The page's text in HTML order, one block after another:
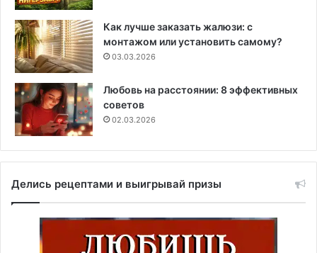
Как лучше заказать жалюзи: с
монтажом или установить самому?
03.03.2026
Любовь на расстоянии: 8 эффективных
советов
02.03.2026
Делись рецептами и выигрывай призы